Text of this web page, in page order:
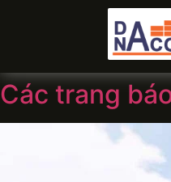
Các trang